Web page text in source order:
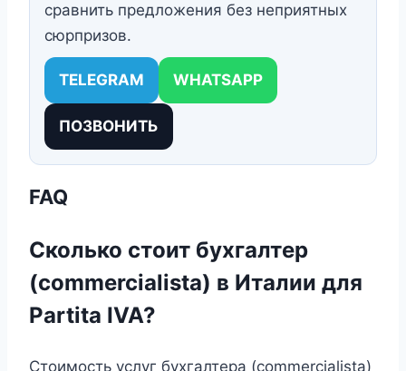
сравнить предложения без неприятных
сюрпризов.
TELEGRAM WHATSAPP
ПОЗВОНИТЬ
FAQ
Сколько стоит бухгалтер
(commercialista) в Италии для
Partita IVA?
Стоимость услуг бухгалтера (commercialista)